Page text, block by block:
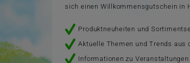
sich einen Willkommensgutschein in
Produktneuheiten und
Aktuelle Themen und Trends aus
Informationen zu Veranstaltungen